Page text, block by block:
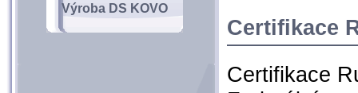
Výroba DS KOVO
Certifikace
Certifikace